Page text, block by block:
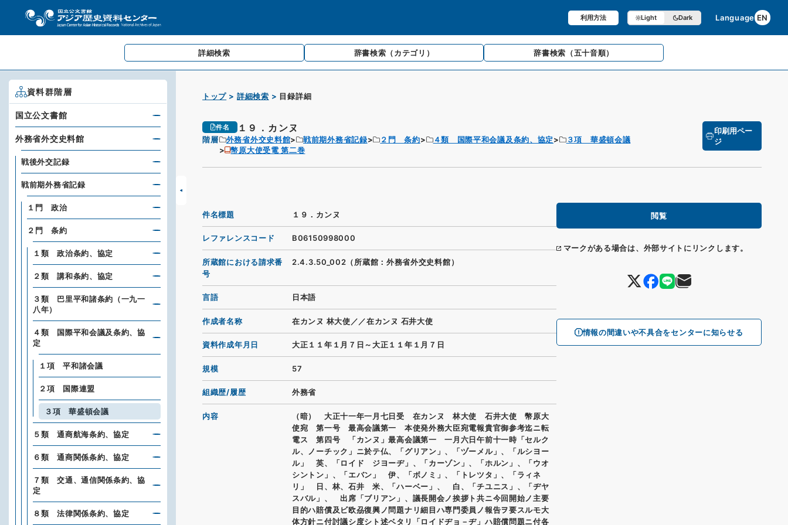
利用方法 Light Dark Language EN
詳細検索 辞書検索 （カテゴリ） 辞書検索 （五十音順）
トップ 詳細検索 目録詳細
件名 １９．カンヌ
階層 外務省外交史料館 戦前期外務省記録 ２門 条約 ４類 国際平和会議及条約、協定
３項 華盛頓会議
幣原大使受電 第二巻
印刷用ペー
ジ
閲覧
マークがある場合は、外部サイトにリンクします。
情報の間違いや不具合をセンターに知らせる
件名標題 １９．カンヌ
レファレンスコード B06150998000
所蔵館における請求番
号
2.4.3.50_002（所蔵館：外務省外交史料館）
言語 日本語
作成者名称 在カンヌ 林大使／／在カンヌ 石井大使
資料作成年月日 大正１１年１月７日～大正１１年１月７日
規模 57
組織歴/履歴 外務省
内容
（暗） 大正十一年一月七日受 在カンヌ 林大使 石井大使 幣原大
使宛 第一号 最高会議第一 本使発外務大臣宛電報貴官御参考迄ニ転
電ス 第四号 「カンヌ」最高会議第一 一月六日午前十一時「セルク
ル、ノーチック」ニ於テ仏、「グリアン」、「ヅーメル」、「ルシヨー
ル」 英、「ロイド ジヨーヂ」、「カーゾン」、「ホルン」、「ウオ
シントン」、「エバン」 伊、「ボノミ」、「トレツタ」、「ラィネ
リ」 日、林、石井 米、「ハーベー」、 白、「チユニス」、「ヂヤ
スバル」、 出席「ブリアン」、議長開会ノ挨拶ト共ニ今回開始ノ主要
目的ハ賠償及ビ欧刕復興ノ問題ナリ細目ハ専門委員ノ報告ヲ要スルモ大
体方針ニ付討議シ度シト述ベタリ「ロイドヂョ－ヂ」ハ賠償問題ニ付各
資料群階層
国立公文書館
外務省外交史料館
戦後外交記録
戦前期外務省記録
１門 政治
２門 条約
１類 政治条約、協定
２類 講和条約、協定
３類 巴里平和諸条約（一九一
八年）
４類 国際平和会議及条約、協
定
１項 平和諸会議
２項 国際連盟
３項 華盛頓会議
５類 通商航海条約、協定
６類 通商関係条約、協定
７類 交通、通信関係条約、協
定
８類 法律関係条約、協定